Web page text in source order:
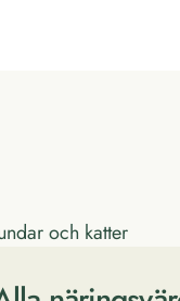
och katter